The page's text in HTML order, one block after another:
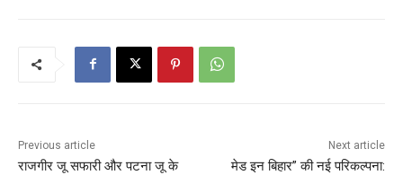
Previous article
राजगीर जू सफारी और पटना जू के
Next article
मेड इन बिहार” की नई परिकल्पना: